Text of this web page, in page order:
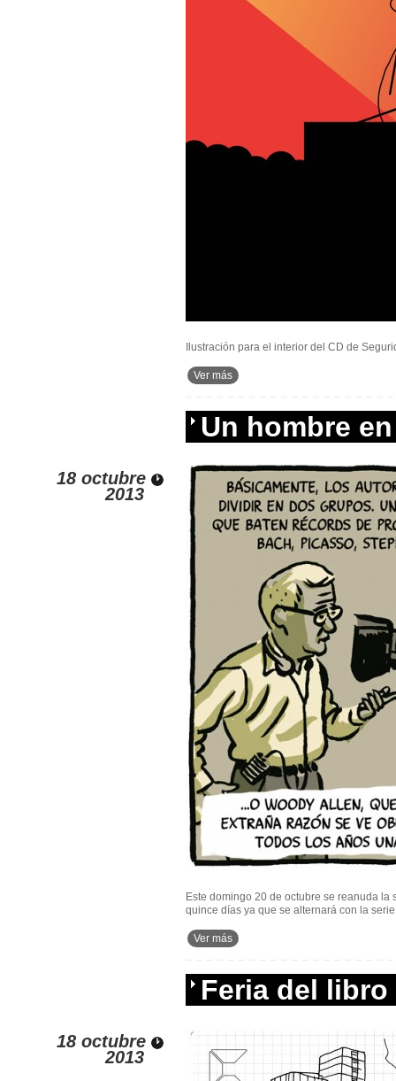
Ilustración para el interior del CD de
Ver más
Un hombre
18 octubre
2013
Este domingo 20 de octubre se reanuda
quince días ya que se alternará con la
Ver más
Feria del
18 octubre
2013